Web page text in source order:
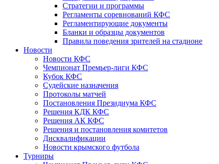
Стратегии и программы
Регламенты соревнований КФС
Регламентирующие документы
Бланки и образцы документов
Правила поведения зрителей на стадионе
Новости
Новости КФС
Чемпионат Премьер-лиги КФС
Кубок КФС
Судейские назначения
Протоколы матчей
Постановления Президиума КФС
Решения КДК КФС
Решения АК КФС
Решения и постановления комитетов
Дисквалификации
Новости крымского футбола
Турниры